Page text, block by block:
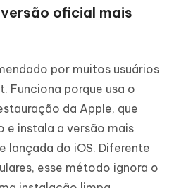
oficial mais
por muitos usuários
Funciona porque usa o
da Apple, que
e instala a versão mais
lançada do iOS. Diferente
esse método ignora o